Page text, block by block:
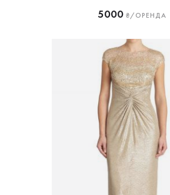
5000₴/ОРЕНДА